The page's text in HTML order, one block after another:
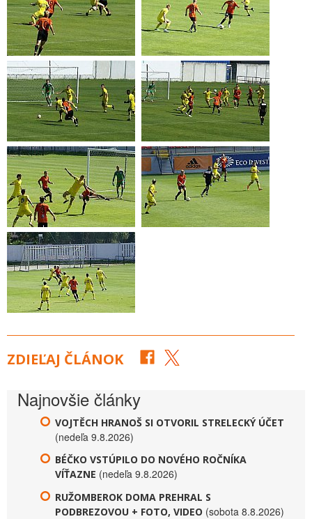
ZDIEĽAJ ČLÁNOK
Najnovšie články
VOJTĚCH HRANOŠ SI OTVORIL STRELECKÝ ÚČET
(nedeľa 9.8.2026)
BÉČKO VSTÚPILO DO NOVÉHO ROČNÍKA
VÍŤAZNE (nedeľa 9.8.2026)
RUŽOMBEROK DOMA PREHRAL S
PODBREZOVOU + FOTO, VIDEO (sobota 8.8.2026)